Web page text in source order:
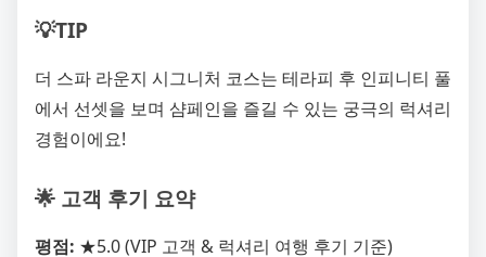
💡TIP
더 스파 라운지 시그니처 코스는 테라피 후 인피니티 풀
에서 선셋을 보며 샴페인을 즐길 수 있는 궁극의 럭셔리
경험이에요!
🌟 고객 후기 요약
평점: ★5.0 (VIP 고객 & 럭셔리 여행 후기 기준)